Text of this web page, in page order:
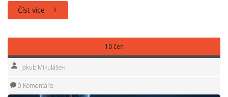
Číst více
10 čen
Jakub Mikulášek
0 Komentáře